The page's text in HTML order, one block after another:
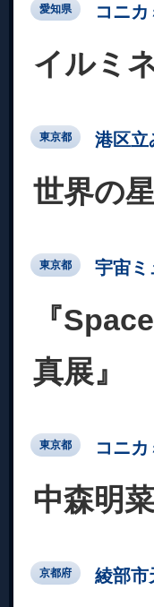
愛知県 コニ
イルミ
東京都 港区立
世界の
東京都 宇宙ミ
『
真展』
東京都 コニ
中森明
京都府 綾部市